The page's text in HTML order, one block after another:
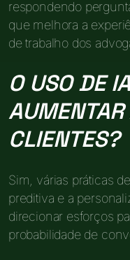
respondendo
que melhora a
de trabalho dos
O USO DE
CLIENTES?
Sim, várias práticas
preditiva e a
direcionar esforços
probabilidade de